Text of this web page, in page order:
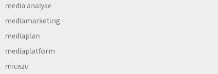
media analyse
mediamarketing
mediaplan
mediaplatform
micazu